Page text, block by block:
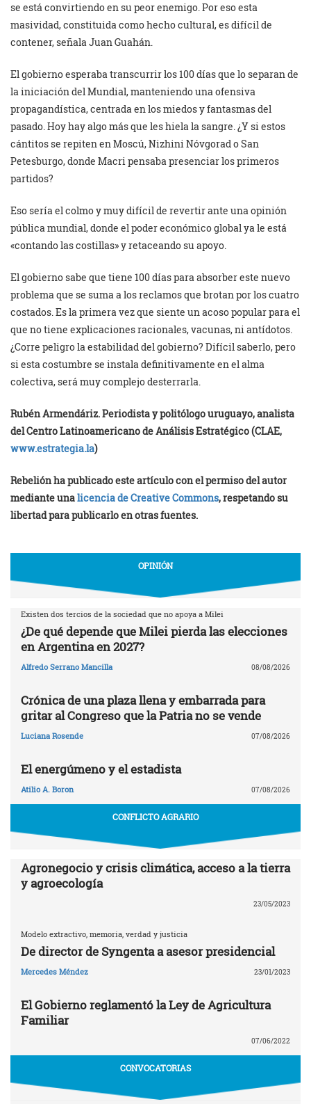
se está convirtiendo en su peor enemigo. Por eso esta
masividad, constituida como hecho cultural, es difícil de
contener, señala Juan Guahán.
El gobierno esperaba transcurrir los 100 días que lo separan de
la iniciación del Mundial, manteniendo una ofensiva
propagandística, centrada en los miedos y fantasmas del
pasado. Hoy hay algo más que les hiela la sangre. ¿Y si estos
cántitos se repiten en Moscú, Nizhini Nóvgorad o San
Petesburgo, donde Macri pensaba presenciar los primeros
partidos?
Eso sería el colmo y muy difícil de revertir ante una opinión
pública mundial, donde el poder económico global ya le está
«contando las costillas» y retaceando su apoyo.
El gobierno sabe que tiene 100 días para absorber este nuevo
problema que se suma a los reclamos que brotan por los cuatro
costados. Es la primera vez que siente un acoso popular para el
que no tiene explicaciones racionales, vacunas, ni antídotos.
¿Corre peligro la estabilidad del gobierno? Difícil saberlo, pero
si esta costumbre se instala definitivamente en el alma
colectiva, será muy complejo desterrarla.
Rubén Armendáriz. Periodista y politólogo uruguayo, analista
del Centro Latinoamericano de Análisis Estratégico (CLAE,
www.estrategia.la)
Rebelión ha publicado este artículo con el permiso del autor
mediante unalicencia de Creative Commons, respetando su
libertad para publicarlo en otras fuentes.
OPINIÓN
Existen dos tercios de la sociedad que no apoya a Milei
¿De qué depende que Milei pierda las elecciones
en Argentina en 2027?
Alfredo Serrano Mancilla 08/08/2026
Crónica de una plaza llena y embarrada para
gritar al Congreso que la Patria no se vende
Luciana Rosende 07/08/2026
El energúmeno y el estadista
Atilio A. Boron 07/08/2026
CONFLICTO AGRARIO
Agronegocio y crisis climática, acceso a la tierra
y agroecología
23/05/2023
Modelo extractivo, memoria, verdad y justicia
De director de Syngenta a asesor presidencial
Mercedes Méndez 23/01/2023
El Gobierno reglamentó la Ley de Agricultura
Familiar
07/06/2022
CONVOCATORIAS